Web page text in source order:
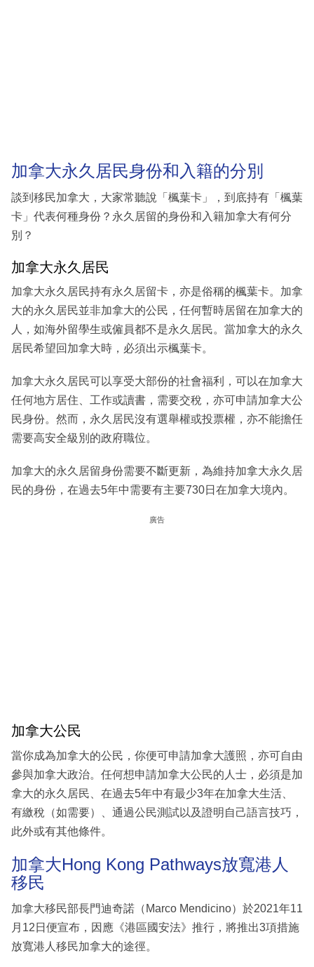
加拿大永久居民身份和入籍的分別
談到移民加拿大，大家常聽說「楓葉卡」，到底持有「楓葉
卡」代表何種身份？永久居留的身份和入籍加拿大有何分
別？
加拿大永久居民
加拿大永久居民持有永久居留卡，亦是俗稱的楓葉卡。加拿
大的永久居民並非加拿大的公民，任何暫時居留在加拿大的
人，如海外留學生或僱員都不是永久居民。當加拿大的永久
居民希望回加拿大時，必須出示楓葉卡。
加拿大永久居民可以享受大部份的社會福利，可以在加拿大
任何地方居住、工作或讀書，需要交稅，亦可申請加拿大公
民身份。然而，永久居民沒有選舉權或投票權，亦不能擔任
需要高安全級別的政府職位。
加拿大的永久居留身份需要不斷更新，為維持加拿大永久居
民的身份，在過去5年中需要有主要730日在加拿大境內。
廣告
加拿大公民
當你成為加拿大的公民，你便可申請加拿大護照，亦可自由
參與加拿大政治。任何想申請加拿大公民的人士，必須是加
拿大的永久居民、在過去5年中有最少3年在加拿大生活、
有繳稅（如需要）、通過公民測試以及證明自己語言技巧，
此外或有其他條件。
加拿大Hong Kong Pathways放寬港人
移民
加拿大移民部長門迪奇諾（Marco Mendicino）於2021年11
月12日便宣布，因應《港區國安法》推行，將推出3項措施
放寬港人移民加拿大的途徑。